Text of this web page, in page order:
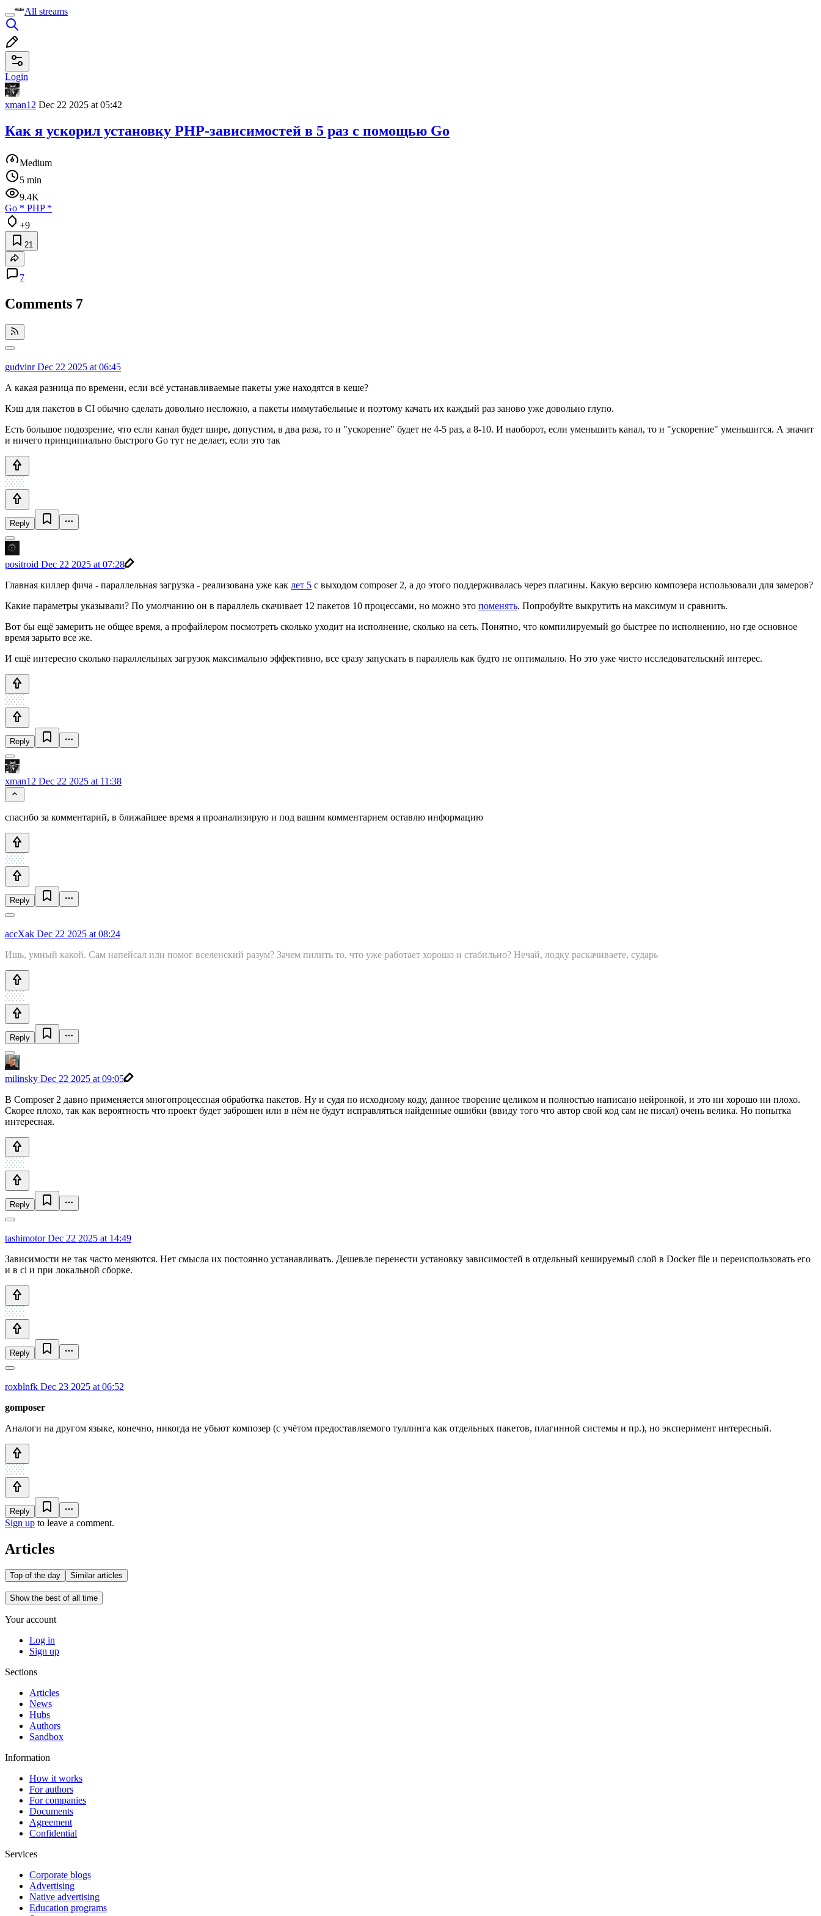
All streams
Login
xman12 Dec 22 2025 at 05:42
Как я ускорил установку PHP-зависимостей в 5 раз с помощью Go
Medium
5 min
9.4K
Go * PHP*
+9
21
7
Comments 7
gudvinrDec 22 2025 at 06:45
А какая разница по времени, если всё устанавливаемые пакеты уже находятся в кеше?
Кэш для пакетов в CI обычно сделать довольно несложно, а пакеты иммутабельные и поэтому качать их каждый раз заново уже довольно глупо.
Есть большое подозрение, что если канал будет шире, допустим, в два раза, то и "ускорение" будет не 4-5 раз, а 8-10. И наоборот, если уменьшить канал, то и "ускорение" уменьшится. А значит
и ничего принципиально быстрого Go тут не делает, если это так
Reply
positroid Dec 22 2025 at 07:28
Главная киллер фича - параллельная загрузка - реализована уже как лет 5 с выходом composer 2, а до этого поддерживалась через плагины. Какую версию композера использовали для замеров?
Какие параметры указывали? По умолчанию он в параллель скачивает 12 пакетов 10 процессами, но можно это поменять. Попробуйте выкрутить на максимум и сравнить.
Вот бы ещё замерить не общее время, а профайлером посмотреть сколько уходит на исполнение, сколько на сеть. Понятно, что компилируемый go быстрее по исполнению, но где основное
время зарыто все же.
И ещё интересно сколько параллельных загрузок максимально эффективно, все сразу запускать в параллель как будто не оптимально. Но это уже чисто исследовательский интерес.
Reply
xman12 Dec 22 2025 at 11:38
спасибо за комментарий, в ближайшее время я проанализирую и под вашим комментарием оставлю информацию
Reply
accXak Dec 22 2025 at 08:24
Ишь, умный какой. Сам напейсал или помог вселенский разум? Зачем пилить то, что уже работает хорошо и стабильно? Нечай, лодку раскачиваете, сударь
Reply
milinsky Dec 22 2025 at 09:05
В Composer 2 давно применяется многопроцессная обработка пакетов. Ну и судя по исходному коду, данное творение целиком и полностью написано нейронкой, и это ни хорошо ни плохо.
Скорее плохо, так как вероятность что проект будет заброшен или в нём не будут исправляться найденные ошибки (ввиду того что автор свой код сам не писал) очень велика. Но попытка
интересная.
Reply
tashimotorDec 22 2025 at 14:49
Зависимости не так часто меняются. Нет смысла их постоянно устанавливать. Дешевле перенести установку зависимостей в отдельный кешируемый слой в Docker file и переиспользовать его
и в ci и при локальной сборке.
Reply
roxblnfk Dec 23 2025 at 06:52
gomposer
Аналоги на другом языке, конечно, никогда не убьют композер (с учётом предоставляемого туллинга как отдельных пакетов, плагинной системы и пр.), но эксперимент интересный.
Reply
Sign up to leave a comment.
Articles
Top of the day Similar articles
Show the best of all time
Your account
Log in
Sign up
Sections
Articles
News
Hubs
Authors
Sandbox
Information
How it works
For authors
For companies
Documents
Agreement
Confidential
Services
Corporate blogs
Advertising
Native advertising
Education programs